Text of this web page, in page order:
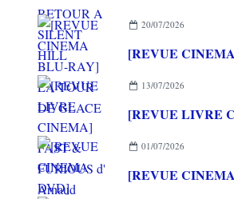
20/07/2026
13/07/2026
01/07/2026